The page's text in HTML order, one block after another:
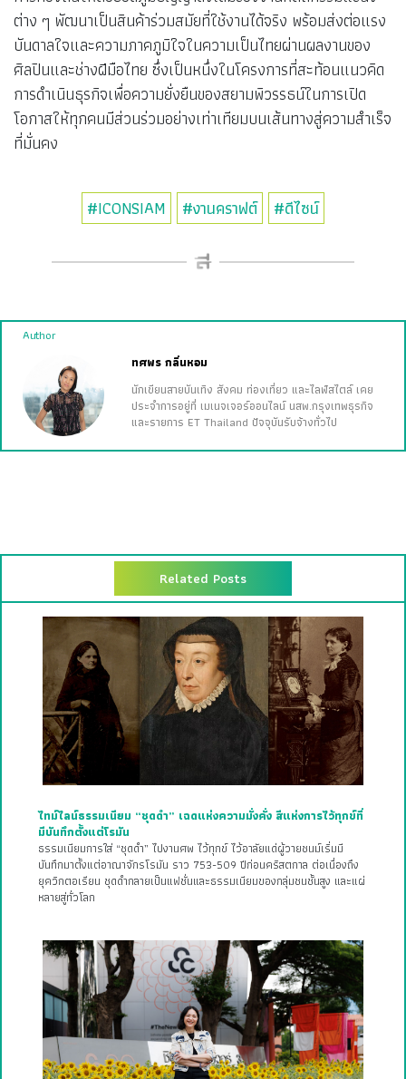
ต่าง ๆ พัฒนาเป็นสินค้าร่วมสมัยที่ใช้งานได้จริง พร้อมส่งต่อแรง
บันดาลใจและความภาคภูมิใจในความเป็นไทยผ่านผลงานของ
ศิลปินและช่างฝีมือไทย ซึ่งเป็นหนึ่งในโครงการที่สะท้อนแนวคิด
การดำเนินธุรกิจเพื่อความยั่งยืนของสยามพิวรรธน์ในการเปิด
โอกาสให้ทุกคนมีส่วนร่วมอย่างเท่าเทียมบนเส้นทางสู่ความสำเร็จ
ที่มั่นคง
#ICONSIAM #งานคราฟต์ #ดีไซน์
Author
ทศพร กลิ่นหอม
นักเขียนสายบันเทิง สังคม ท่องเที่ยว และไลฟ์สไตล์ เคย
ประจำการอยู่ที่ เมเนจเจอร์ออนไลน์ นสพ.กรุงเทพธุรกิจ
และรายการ ET Thailand ปัจจุบันรับจ้างทั่วไป
Related Posts
ไทม์ไลน์ธรรมเนียม “ชุดดำ” เฉดแห่งความมั่งคั่ง สีแห่งการไว้ทุกข์ที่
มีบันทึกตั้งแต่โรมัน
ธรรมเนียมการใส่ “ชุดดำ” ไปงานศพ ไว้ทุกข์ ไว้อาลัยแด่ผู้วายชนม์เริ่มมี
บันทึกมาตั้งแต่อาณาจักรโรมัน ราว 753-509 ปีก่อนคริสตกาล ต่อเนื่องถึง
ยุควิกตอเรียน ชุดดำกลายเป็นแฟชั่นและธรรมเนียมของกลุ่มชนชั้นสูง และแผ่
หลายสู่ทั่วโลก